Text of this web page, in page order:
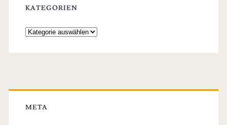
KATEGORIEN
Kategorien
META